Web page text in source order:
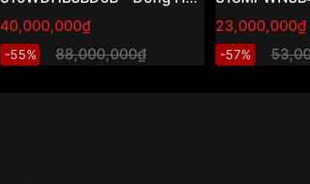
Cơ Automatic Nữ Thụy Sĩ
Đính Kim Cương 36mm
40,000,000₫
-55% 88,000,000₫
Cơ Automatic
Vàng Hồng
23,000,000₫
-57%